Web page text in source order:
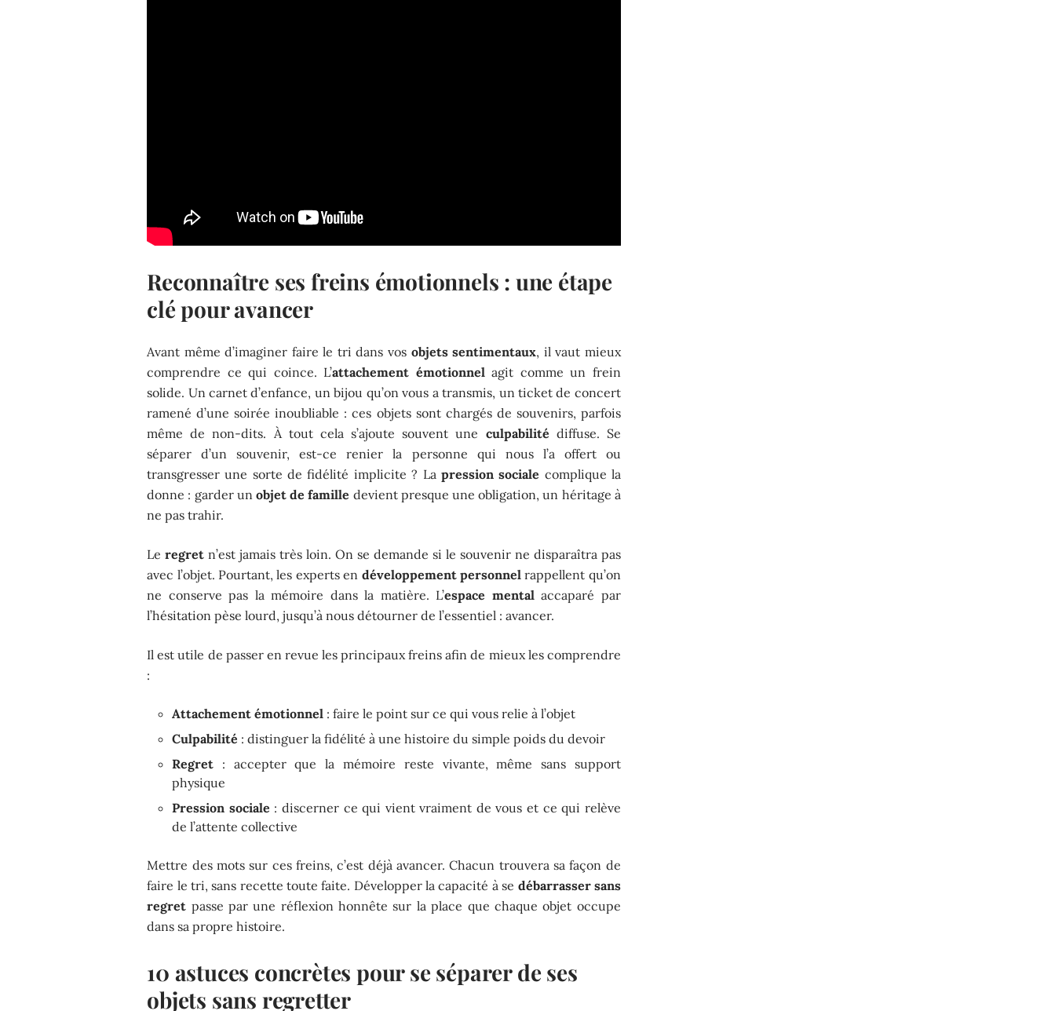
Reconnaître ses freins émotionnels : une étape
clé pour avancer
Avant même d’imaginer faire le tri dans vos objets sentimentaux, il vaut mieux
comprendre ce qui coince. L’attachement émotionnelagit comme un frein
solide. Un carnet d’enfance, un bijou qu’on vous a transmis, un ticket de concert
ramené d’une soirée inoubliable : ces objets sont chargés de souvenirs, parfois
même de non-dits. À tout cela s’ajoute souvent une culpabilité diffuse. Se
séparer d’un souvenir, est-ce renier la personne qui nous l’a offert ou
transgresser une sorte de fidélité implicite ? La pression sociale complique la
donne : garder un objet de famille devient presque une obligation, un héritage à
ne pas trahir.
Leregret n’est jamais très loin. On se demande si le souvenir ne disparaîtra pas
avec l’objet. Pourtant, les experts en développement personnel rappellent qu’on
ne conserve pas la mémoire dans la matière. L’espace mentalaccaparé par
l’hésitation pèse lourd, jusqu’à nous détourner de l’essentiel : avancer.
Il est utile de passer en revue les principaux freins afin de mieux les comprendre
:
Attachement émotionnel : faire le point sur ce qui vous relie à l’objet
Culpabilité : distinguer la fidélité à une histoire du simple poids du devoir
Regret : accepter que la mémoire reste vivante, même sans support
physique
Pression sociale : discerner ce qui vient vraiment de vous et ce qui relève
de l’attente collective
Mettre des mots sur ces freins, c’est déjà avancer. Chacun trouvera sa façon de
faire le tri, sans recette toute faite. Développer la capacité à se débarrasser sans
regret passe par une réflexion honnête sur la place que chaque objet occupe
dans sa propre histoire.
10 astuces concrètes pour se séparer de ses
objets sans regretter